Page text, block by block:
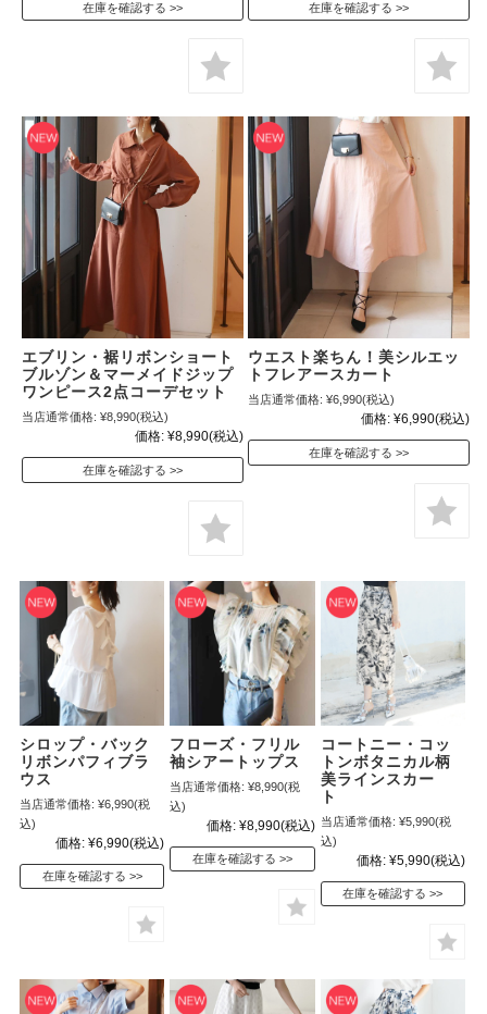
在庫を確認する 在庫を確認する
エブリン・裾リボンショート
ブルゾン＆マーメイドジップ
ワンピース2点コーデセット
当店通常価格: ¥8,990(税込)
価格: ¥8,990(税込)
在庫を確認する
ウエスト楽ちん！美シルエッ
トフレアースカート
当店通常価格: ¥6,990(税込)
価格: ¥6,990(税込)
在庫を確認する
シロップ・バック
リボンパフィブラ
ウス
当店通常価格: ¥6,990(税
込)
価格: ¥6,990(税込)
在庫を確認する
フローズ・フリル
袖シアートップス
当店通常価格: ¥8,990(税
込)
価格: ¥8,990(税込)
在庫を確認する
コートニー・コッ
トンボタニカル柄
美ラインスカー
ト
当店通常価格: ¥5,990(税
込)
価格: ¥5,990(税込)
在庫を確認する